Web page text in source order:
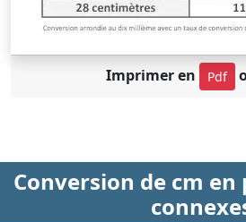
Imprimer en Pdf
Conversion de cm en